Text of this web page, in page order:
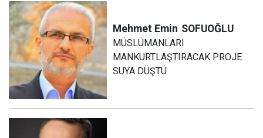
Mehmet Emin SOFUOĞLU
MÜSLÜMANLARI
MANKURTLAŞTIRACAK PROJE
SUYA DÜŞTÜ